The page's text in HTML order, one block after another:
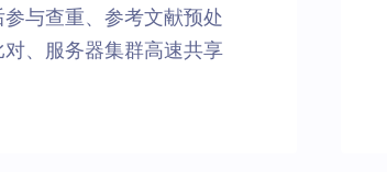
与查重、参考文献预处
、服务器集群高速共享